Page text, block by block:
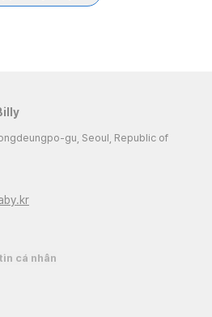
gu, Seoul, Republic of
cá nhân